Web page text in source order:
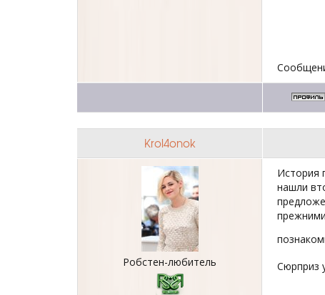
Krol4onok
Робстен-любитель
История
нашли
Сюрприз